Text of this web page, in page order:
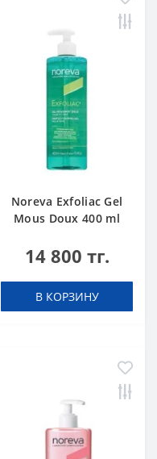
Noreva Exfoliac Gel
Mous Doux 400 ml
14 800 тг.
В КОРЗИНУ